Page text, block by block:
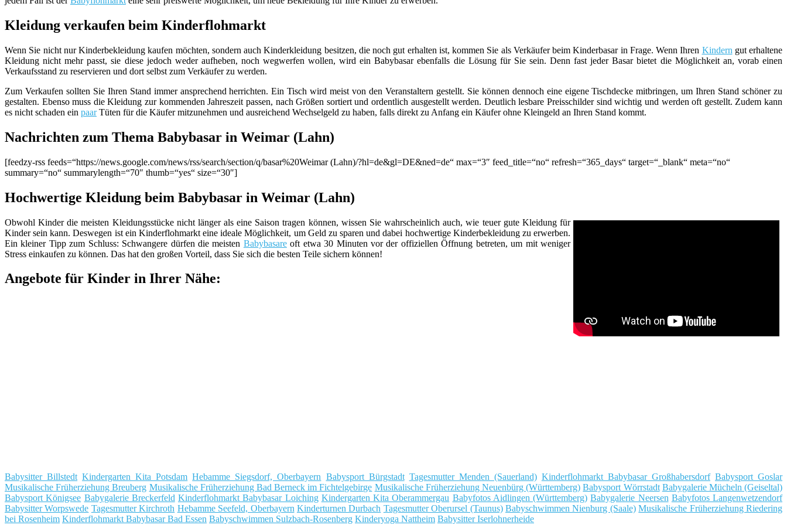
Kleidung verkaufen beim Kinderflohmarkt
Wenn Sie nicht nur Kinderbekleidung kaufen möchten, sondern auch Kinderkleidung besitzen, die noch gut erhalten ist, kommen Sie als Verkäufer beim Kinderbasar in Frage. Wenn Ihren Kindern gut erhaltene
Kleidung nicht mehr passt, sie diese jedoch weder aufheben, noch wegwerfen wollen, wird ein Babybasar ebenfalls die Lösung für Sie sein. Denn fast jeder Basar bietet die Möglichkeit an, vorab einen
Verkaufsstand zu reservieren und dort selbst zum Verkäufer zu werden.
Zum Verkaufen sollten Sie Ihren Stand immer ansprechend herrichten. Ein Tisch wird meist von den Veranstaltern gestellt. Sie können dennoch eine eigene Tischdecke mitbringen, um Ihren Stand schöner zu
gestalten. Ebenso muss die Kleidung zur kommenden Jahreszeit passen, nach Größen sortiert und ordentlich ausgestellt werden. Deutlich lesbare Preisschilder sind wichtig und werden oft gestellt. Zudem kann
es nicht schaden ein paarTüten für die Käufer mitzunehmen und ausreichend Wechselgeld zu haben, falls direkt zu Anfang ein Käufer ohne Kleingeld an Ihren Stand kommt.
Nachrichten zum Thema Babybasar in Weimar (Lahn)
[feedzy-rss feeds=“https://news.google.com/news/rss/search/section/q/basar%20Weimar (Lahn)/?hl=de&gl=DE&ned=de“ max=“3″ feed_title=“no“ refresh=“365_days“ target=“_blank“ meta=“no“
summary=“no“ summarylength=“70″ thumb=“yes“ size=“30″]
Hochwertige Kleidung beim Babybasar in Weimar (Lahn)
Obwohl Kinder die meisten Kleidungsstücke nicht länger als eine Saison tragen können, wissen Sie wahrscheinlich auch, wie teuer gute Kleidung für
Kinder sein kann. Deswegen ist ein Kinderflohmarkt eine ideale Möglichkeit, um Geld zu sparen und dabei hochwertige Kinderbekleidung zu erwerben.
Ein kleiner Tipp zum Schluss: Schwangere dürfen die meisten Babybasareoft etwa 30 Minuten vor der offiziellen Öffnung betreten, um mit weniger
Stress einkaufen zu können. Das hat den großen Vorteil, dass Sie sich die besten Teile sichern können!
Angebote für Kinder in Ihrer Nähe:
Babysitter Billstedt Kindergarten Kita Potsdam Hebamme Siegsdorf, Oberbayern Babysport Bürgstadt Tagesmutter Menden (Sauerland) Kinderflohmarkt Babybasar Großhabersdorf Babysport Goslar
Musikalische Früherziehung Breuberg Musikalische Früherziehung Bad Berneck im Fichtelgebirge Musikalische Früherziehung Neuenbürg (Württemberg) Babysport Wörrstadt Babygalerie Mücheln (Geiseltal)
Babysport Königsee Babygalerie Breckerfeld Kinderflohmarkt Babybasar Loiching Kindergarten Kita Oberammergau Babyfotos Aidlingen (Württemberg) Babygalerie Neersen Babyfotos Langenwetzendorf
Babysitter Worpswede Tagesmutter Kirchroth Hebamme Seefeld, Oberbayern Kinderturnen Durbach Tagesmutter Oberursel (Taunus) Babyschwimmen Nienburg (Saale) Musikalische Früherziehung Riedering
bei Rosenheim Kinderflohmarkt Babybasar Bad Essen Babyschwimmen Sulzbach-Rosenberg Kinderyoga Nattheim Babysitter Iserlohnerheide